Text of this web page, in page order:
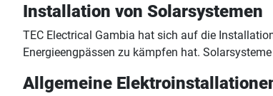
Installation von Solarsystemen
TEC Electrical Gambia hat sich auf die
Energieengpässen zu kämpfen hat.
Allgemeine